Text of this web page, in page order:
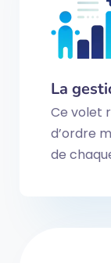
La
Ce volet
d’ordre
de